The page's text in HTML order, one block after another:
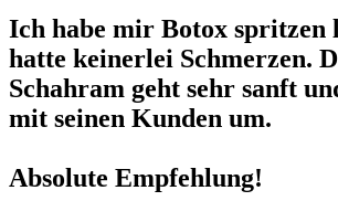
Ich habe mir Botox spritzen
hatte keinerlei Schmerzen.
Schahram geht sehr sanft
mit seinen Kunden um.
Absolute Empfehlung!